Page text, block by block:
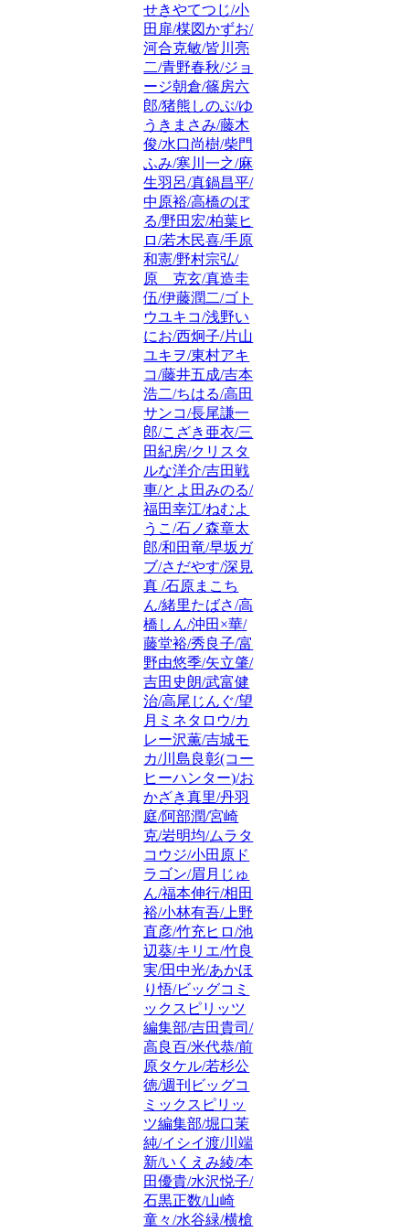
せきやてつじ/小
田扉/楳図かずお/
河合克敏/皆川亮
二/青野春秋/ジョ
ージ朝倉/篠房六
郎/猪熊しのぶ/ゆ
うきまさみ/藤木
俊/水口尚樹/柴門
ふみ/寒川一之/麻
生羽呂/真鍋昌平/
中原裕/高橋のぼ
る/野田宏/柏葉ヒ
ロ/若木民喜/手原
和憲/野村宗弘/
原 克玄/真造圭
伍/伊藤潤二/ゴト
ウユキコ/浅野い
にお/西炯子/片山
ユキヲ/東村アキ
コ/藤井五成/吉本
浩二/ちはる/高田
サンコ/長尾謙一
郎/こざき亜衣/三
田紀房/クリスタ
ルな洋介/吉田戦
車/とよ田みのる/
福田幸江/ねむよ
うこ/石ノ森章太
郎/和田竜/早坂ガ
ブ/さだやす/深見
真 /石原まこち
ん/緒里たばさ/高
橋しん/沖田×華/
藤堂裕/秀良子/富
野由悠季/矢立肇/
吉田史朗/武富健
治/高尾じんぐ/望
月ミネタロウ/カ
レー沢薫/吉城モ
カ/川島良彰(コー
ヒーハンター)/お
かざき真里/丹羽
庭/阿部潤/宮崎
克/岩明均/ムラタ
コウジ/小田原ド
ラゴン/眉月じゅ
ん/福本伸行/相田
裕/小林有吾/上野
直彦/竹充ヒロ/池
辺葵/キリエ/竹良
実/田中光/あかほ
り悟/ビッグコミ
ックスピリッツ
編集部/吉田貴司/
高良百/米代恭/前
原タケル/若杉公
徳/週刊ビッグコ
ミックスピリッ
ツ編集部/堀口茉
純/イシイ渡/川端
新/いくえみ綾/本
田優貴/水沢悦子/
石黒正数/山崎
童々/水谷緑/横槍